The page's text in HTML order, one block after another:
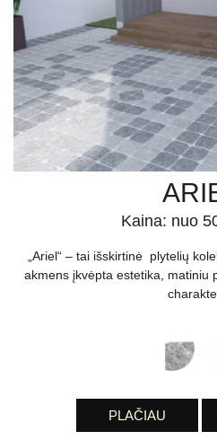
Kaina: nuo
„Ariel“ – tai išskirtinė plytelių
akmens įkvėpta estetika, matiniu
PLAČIAU